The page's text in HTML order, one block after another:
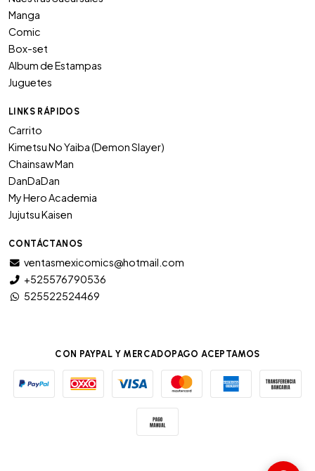
Manga
Comic
Box-set
Album de Estampas
Juguetes
LINKS RÁPIDOS
Carrito
Kimetsu No Yaiba (Demon Slayer)
Chainsaw Man
DanDaDan
My Hero Academia
Jujutsu Kaisen
CONTÁCTANOS
ventasmexicomics@hotmail.com
+525576790536
525522524469
CON PAYPAL Y MERCADOPAGO ACEPTAMOS